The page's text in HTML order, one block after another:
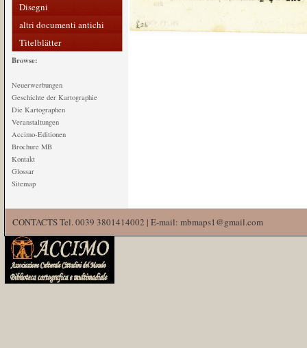
Disegni
altri documenti antichi
Titelblätter
Browse:
Neuerwerbungen
Geschichte der Kartographie
Die Kartographen
Veranstaltungen
Accimo-Editionen
Brochure MB
Kontakt
Glossar
Sitemap
CONTACTS Tel. 0039 3801414002 | E-mail: mbmaps1@gmail.com